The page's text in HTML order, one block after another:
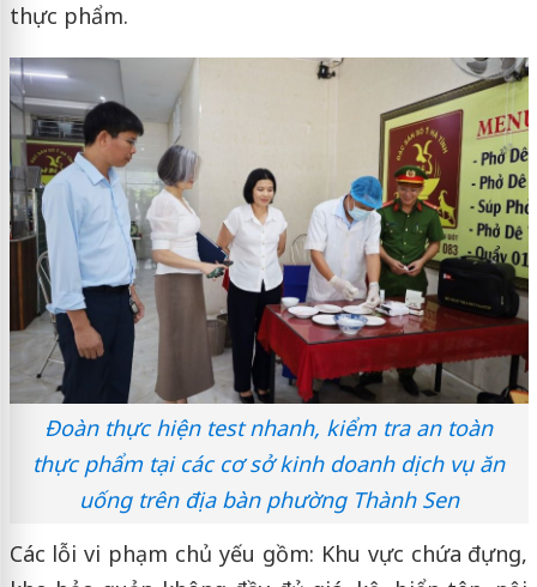
thực phẩm.
Đoàn thực hiện test nhanh, kiểm tra an toàn
thực phẩm tại các cơ sở kinh doanh dịch vụ ăn
uống trên địa bàn phường Thành Sen
Các lỗi vi phạm chủ yếu gồm: Khu vực chứa đựng,